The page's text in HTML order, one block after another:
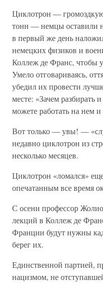
Циклотрон —
тонн — немцы оставили
в первый же день
немецких физиков и
Коллеж де Франс, чтобы
Умело отговариваясь,
убедил их провести
месте: «Зачем разбирать
можете работать на нем и
Вот только — увы! —
недавно циклотрон из
несколько месяцев.
Циклотрон «ломался»
опечатанным все время
С осени профессор
лекций в Коллеж де
Франции будут нужны
берег их.
Единственной партией,
нацизмом, не